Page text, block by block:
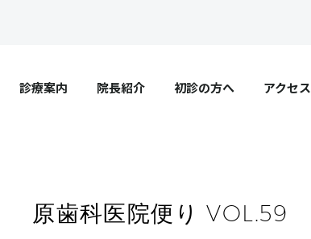
診療案内 院長紹介 初診の方へ アクセス
原歯科医院便り VOL.59